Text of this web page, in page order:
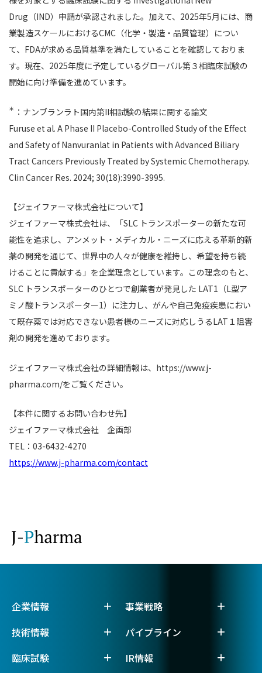
Drug（IND）申請が承認されました。加えて、2025年5月には、商
業製造スケールにおけるCMC（化学・製造・品質管理）につい
て、FDAが求める品質基準を満たしていることを確認しておりま
す。現在、2025年度に予定しているグローバル第３相臨床試験の
開始に向け準備を進めています。
＊ ：ナンブランラト国内第II相試験の結果に関する論文
Furuse et al. A Phase II Placebo-Controlled Study of the Effect
and Safety of Nanvuranlat in Patients with Advanced Biliary
Tract Cancers Previously Treated by Systemic Chemotherapy.
Clin Cancer Res. 2024; 30(18):3990-3995.
【ジェイファーマ株式会社について】
ジェイファーマ株式会社は、「SLC トランスポーターの新たな可
能性を追求し、アンメット・メディカル・ニーズに応える革新的新
薬の開発を通じて、世界中の人々が健康を維持し、希望を持ち続
けることに貢献する」を企業理念としています。この理念のもと、
SLC トランスポーターのひとつで創業者が発見した LAT1（L型ア
ミノ酸トランスポーター1）に注力し、がんや自己免疫疾患におい
て既存薬では対応できない患者様のニーズに対応しうるLAT１阻害
剤の開発を進めております。
ジェイファーマ株式会社の詳細情報は、https://www.j-
pharma.com/をご覧ください。
【本件に関するお問い合わせ先】
ジェイファーマ株式会社 企画部
TEL：03-6432-4270
https://www.j-pharma.com/contact
企業情報
事業戦略
技術情報
パイプライン
臨床試験
IR情報